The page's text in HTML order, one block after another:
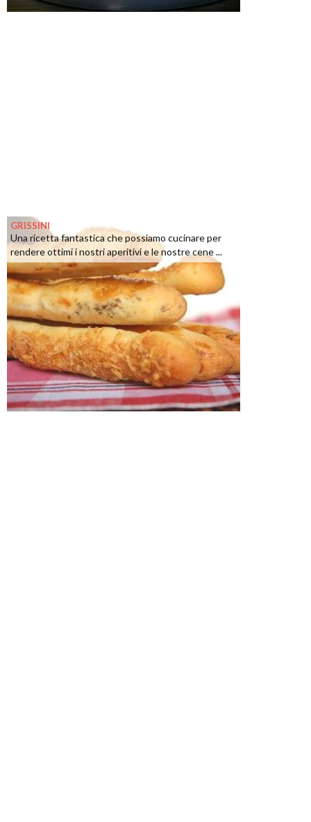
GRISSINI
Una ricetta fantastica che possiamo cucinare per
rendere ottimi i nostri aperitivi e le nostre cene ...